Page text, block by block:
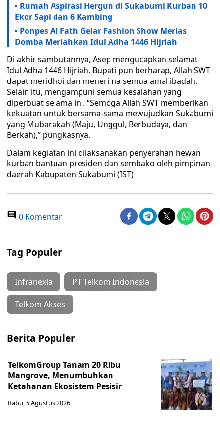
Rumah Aspirasi Hergun di Sukabumi Kurban 10
Ekor Sapi dan 6 Kambing
Ponpes Al Fath Gelar Fashion Show Merias
Domba Meriahkan Idul Adha 1446 Hijriah
Di akhir sambutannya, Asep mengucapkan selamat
Idul Adha 1446 Hijriah. Bupati pun berharap, Allah SWT
dapat meridhoi dan menerima semua amal ibadah.
Selain itu, mengampuni semua kesalahan yang
diperbuat selama ini. “Semoga Allah SWT memberikan
kekuatan untuk bersama-sama mewujudkan Sukabumi
yang Mubarakah (Maju, Unggul, Berbudaya, dan
Berkah),” pungkasnya.
Dalam kegiatan ini dilaksanakan penyerahan hewan
kurban bantuan presiden dan sembako oleh pimpinan
daerah Kabupaten Sukabumi (IST)
0 Komentar
Tag Populer
Infranexia PT Telkom Indonesia
Telkom Akses
Berita Populer
TelkomGroup Tanam 20 Ribu
Mangrove, Menumbuhkan
Ketahanan Ekosistem Pesisir
Rabu, 5 Agustus 2026